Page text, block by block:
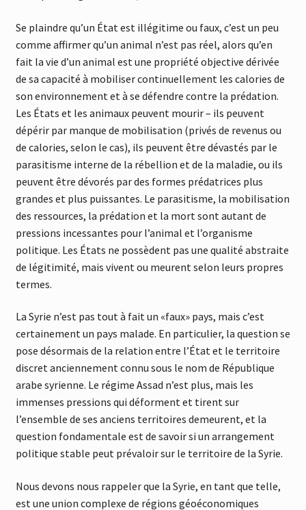
Se plaindre qu’un État est illégitime ou faux, c’est un peu
comme affirmer qu’un animal n’est pas réel, alors qu’en
fait la vie d’un animal est une propriété objective dérivée
de sa capacité à mobiliser continuellement les calories de
son environnement et à se défendre contre la prédation.
Les États et les animaux peuvent mourir – ils peuvent
dépérir par manque de mobilisation (privés de revenus ou
de calories, selon le cas), ils peuvent être dévastés par le
parasitisme interne de la rébellion et de la maladie, ou ils
peuvent être dévorés par des formes prédatrices plus
grandes et plus puissantes. Le parasitisme, la mobilisation
des ressources, la prédation et la mort sont autant de
pressions incessantes pour l’animal et l’organisme
politique. Les États ne possèdent pas une qualité abstraite
de légitimité, mais vivent ou meurent selon leurs propres
termes.
La Syrie n’est pas tout à fait un «faux» pays, mais c’est
certainement un pays malade. En particulier, la question se
pose désormais de la relation entre l’État et le territoire
discret anciennement connu sous le nom de République
arabe syrienne. Le régime Assad n’est plus, mais les
immenses pressions qui déforment et tirent sur
l’ensemble de ses anciens territoires demeurent, et la
question fondamentale est de savoir si un arrangement
politique stable peut prévaloir sur le territoire de la Syrie.
Nous devons nous rappeler que la Syrie, en tant que telle,
est une union complexe de régions géoéconomiques